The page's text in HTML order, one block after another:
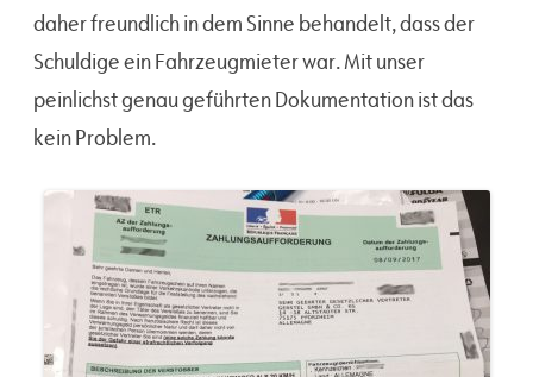
daher freundlich in dem Sinne behandelt, dass der
Schuldige ein Fahrzeugmieter war. Mit unser
peinlichst genau geführten Dokumentation ist das
kein Problem.